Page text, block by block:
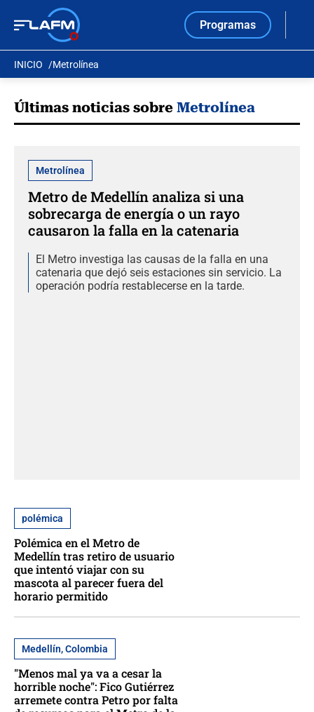
Programas
INICIO Metrolínea
Últimas noticias sobre Metrolínea
Metrolínea
Metro de Medellín analiza si una
sobrecarga de energía o un rayo
causaron la falla en la catenaria
El Metro investiga las causas de la falla en una
catenaria que dejó seis estaciones sin servicio. La
operación podría restablecerse en la tarde.
polémica
Polémica en el Metro de
Medellín tras retiro de usuario
que intentó viajar con su
mascota al parecer fuera del
horario permitido
Medellín, Colombia
"Menos mal ya va a cesar la
horrible noche": Fico Gutiérrez
arremete contra Petro por falta